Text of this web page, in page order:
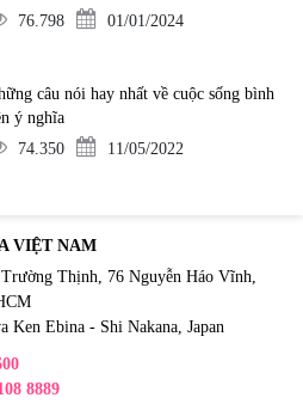
76.798
01/01/2024
câu nói hay nhất về cuộc sống bình
ý nghĩa
74.350
11/05/2022
VIỆT NAM
Thịnh, 76 Nguyễn Háo Vĩnh,
Ken Ebina - Shi Nakana, Japan
8889